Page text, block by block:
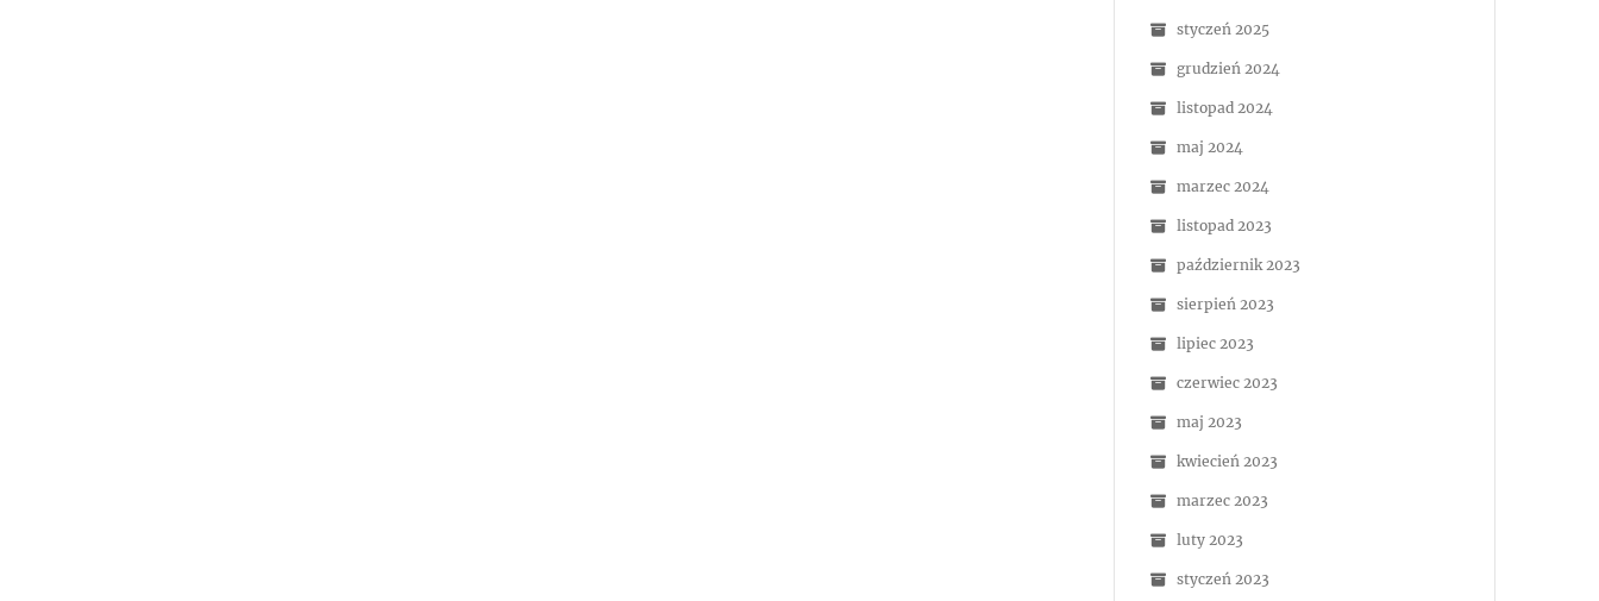
styczeń 2025
grudzień 2024
listopad 2024
maj 2024
marzec 2024
listopad 2023
październik 2023
sierpień 2023
lipiec 2023
czerwiec 2023
maj 2023
kwiecień 2023
marzec 2023
luty 2023
styczeń 2023